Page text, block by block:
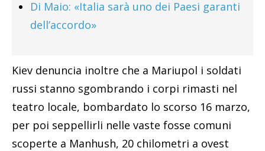
Di Maio: «Italia sarà uno dei Paesi garanti
dell’accordo»
Kiev denuncia inoltre che a Mariupol i soldati
russi stanno sgombrando i corpi rimasti nel
teatro locale, bombardato lo scorso 16 marzo,
per poi seppellirli nelle vaste fosse comuni
scoperte a Manhush, 20 chilometri a ovest